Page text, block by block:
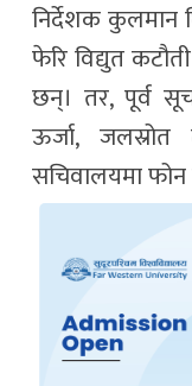
निर्देशक कुलमान
फेरि विद्युत
छन्‌। तर, पूर्व
ऊर्जा, जलस्रोत
सचिवालयमा फोन